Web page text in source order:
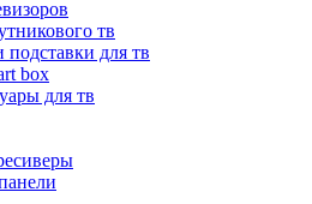
для мини-атс
телефоны
dect
валют
тв
для тв
box
для тв